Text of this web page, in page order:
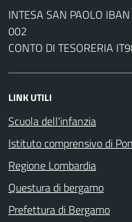
INTESA SAN PAOLO
002
CONTO DI TESORERIA
LINK UTILI
Scuola dell'infanzia
Istituto comprensivo di
Regione Lombardia
Questura di bergamo
Prefettura di Bergamo